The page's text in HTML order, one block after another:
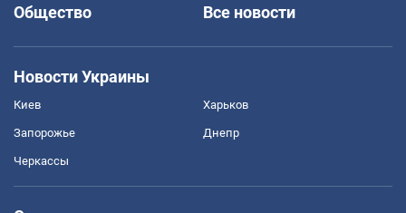
Общество
Все новости
Новости Украины
Киев Харьков
Запорожье Днепр
Черкассы